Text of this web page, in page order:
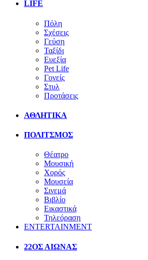
LIFE
Πόλη
Σχέσεις
Γεύση
Ταξίδι
Ευεξία
Pet Life
Γονείς
Στυλ
Προτάσεις
ΑΘΛΗΤΙΚΑ
ΠΟΛΙΤΣΜΟΣ
Θέατρο
Μουσική
Χορός
Μουσεία
Σινεμά
Βιβλίο
Εικαστικά
Τηλεόραση
ENTERTAINMENT
22ΟΣ ΑΙΩΝΑΣ